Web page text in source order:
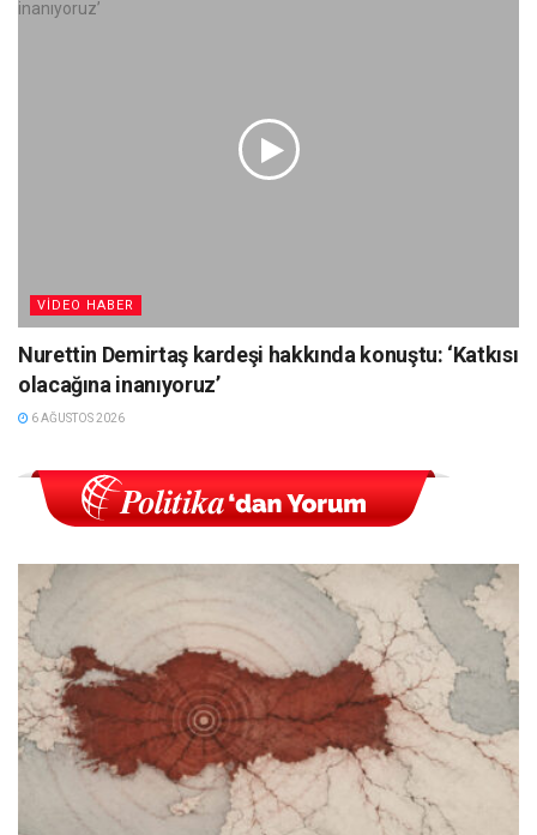
VIDEO HABER
Nurettin Demirtaş kardeşi hakkında konuştu: ‘Katkısı
olacağına inanıyoruz’
6 AĞUSTOS 2026